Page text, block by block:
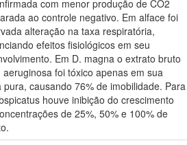
com menor produção de CO2
ao controle negativo. Em alface foi
alteração na taxa respiratória,
efeitos fisiológicos em seu
Em D. magna o extrato bruto
aeruginosa foi tóxico apenas em sua
pura, causando 76% de imobilidade. Para
houve inibição do crescimento
de 25%, 50% e 100% de